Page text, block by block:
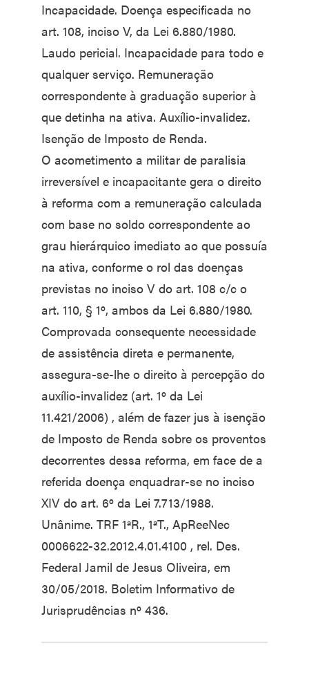
Incapacidade. Doença especificada no
art. 108, inciso V, da Lei 6.880/1980.
Laudo pericial. Incapacidade para todo e
qualquer serviço. Remuneração
correspondente à graduação superior à
que detinha na ativa. Auxílio-invalidez.
Isenção de Imposto de Renda.
O acometimento a militar de paralisia
irreversível e incapacitante gera o direito
à reforma com a remuneração calculada
com base no soldo correspondente ao
grau hierárquico imediato ao que possuía
na ativa, conforme o rol das doenças
previstas no inciso V do art. 108 c/c o
art. 110, § 1º, ambos da Lei 6.880/1980.
Comprovada consequente necessidade
de assistência direta e permanente,
assegura-se-lhe o direito à percepção do
auxílio-invalidez (art. 1º da Lei
11.421/2006) , além de fazer jus à isenção
de Imposto de Renda sobre os proventos
decorrentes dessa reforma, em face de a
referida doença enquadrar-se no inciso
XIV do art. 6º da Lei 7.713/1988.
Unânime. TRF 1ªR., 1ªT., ApReeNec
0006622-32.2012.4.01.4100 , rel. Des.
Federal Jamil de Jesus Oliveira, em
30/05/2018. Boletim Informativo de
Jurisprudências nº 436.